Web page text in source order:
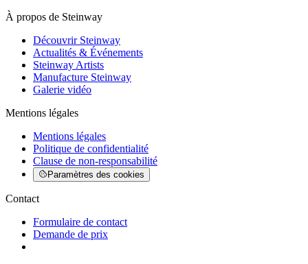
À propos de Steinway
Découvrir Steinway
Actualités & Événements
Steinway Artists
Manufacture Steinway
Galerie vidéo
Mentions légales
Mentions légales
Politique de confidentialité
Clause de non-responsabilité
Paramètres des cookies
Contact
Formulaire de contact
Demande de prix